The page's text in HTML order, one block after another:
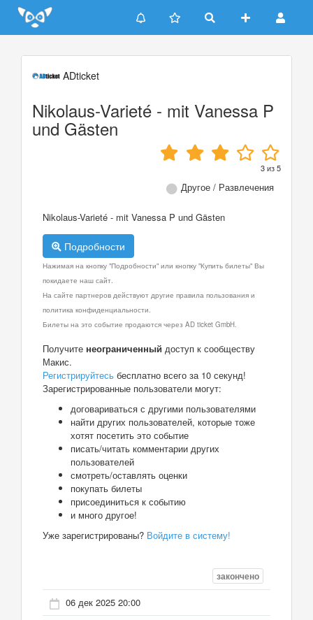
Update cookies preferences
ADticket
Nikolaus-Varieté - mit Vanessa P
und Gästen
3из5
Другое / Развлечения
Nikolaus-Varieté - mit Vanessa P und Gästen
Подробности
Нажимая на кнопку "Подробности" или кнопку "Купить билеты" Вы
покидаете наш сайт.
На сайте партнеров действуют другие правила пользования и
политика конфиденциальности.
Билеты на это событие продаются через AD ticket GmbH.
Получите неограниченный доступ к сообществу
Макис.
Регистрируйтесь бесплатно всего за 10 секунд!
Зарегистрированные пользователи могут:
договариваться с другими пользователями
найти других пользователей, которые тоже
хотят посетить это событие
писать/читать комментарии других
пользователей
смотреть/оставлять оценки
покупать билеты
присоединиться к событию
и много другое!
Уже зарегистрированы? Войдите в систему!
закончено
06 дек 2025 20:00